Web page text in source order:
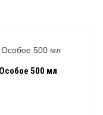
500 мл